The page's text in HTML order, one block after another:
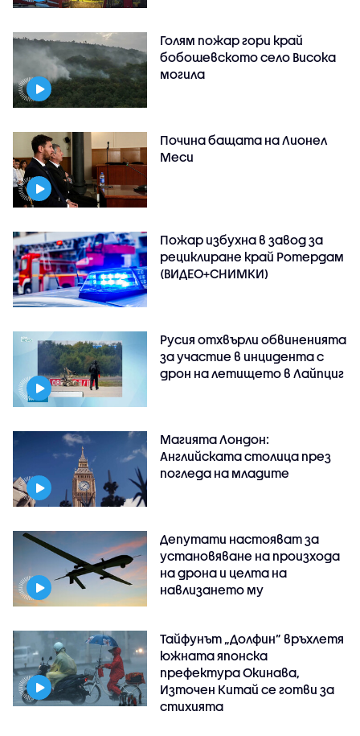
Голям пожар гори край
бобошевското село Висока
могила
Почина бащата на Лионел
Меси
Пожар избухна в завод за
рециклиране край Ротердам
(ВИДЕО+СНИМКИ)
Русия отхвърли обвиненията
за участие в инцидента с
дрон на летището в Лайпциг
Магията Лондон:
Английската столица през
погледа на младите
Депутати настояват за
установяване на произхода
на дрона и целта на
навлизането му
Тайфунът „Долфин” връхлетя
южната японска
префектура Окинава,
Източен Китай се готви за
стихията